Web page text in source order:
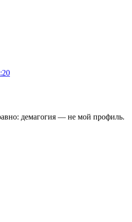
демагогия — не мой профиль.